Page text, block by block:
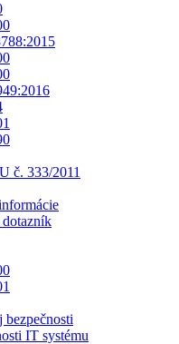
č. 333/2011
IT systému